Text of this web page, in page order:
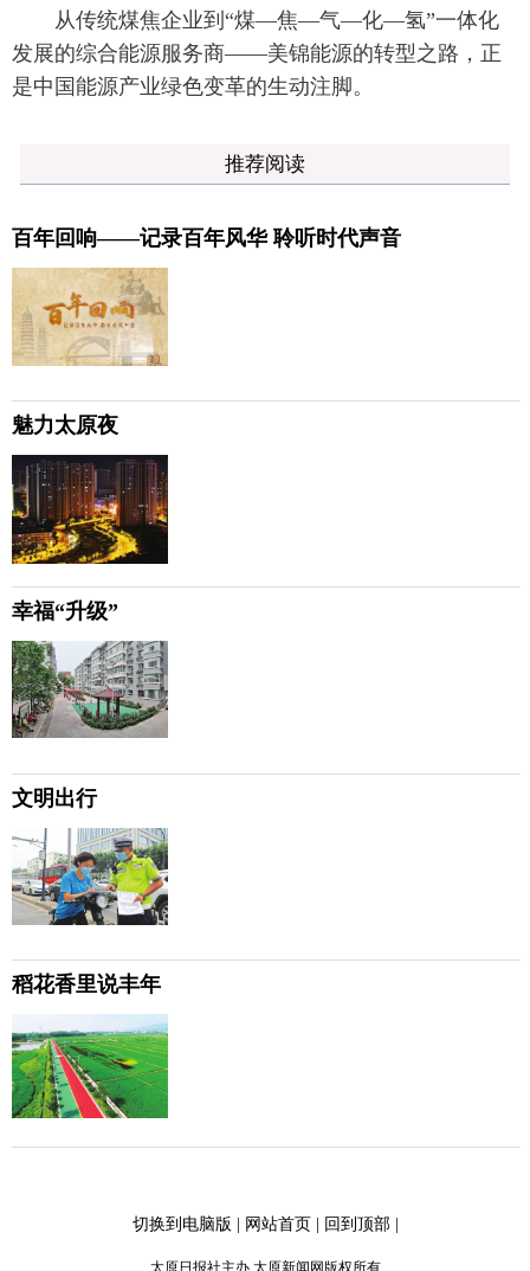
从传统煤焦企业到“煤—焦—气—化—氢”一体化
发展的综合能源服务商——美锦能源的转型之路，正
是中国能源产业绿色变革的生动注脚。
推荐阅读
百年回响——记录百年风华 聆听时代声音
魅力太原夜
幸福“升级”
文明出行
稻花香里说丰年
切换到电脑版 | 网站首页| 回到顶部|
太原日报社主办 太原新闻网版权所有